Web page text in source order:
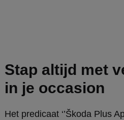
Stap altijd met
in je occasion
Het predicaat ‘’Škoda Plus